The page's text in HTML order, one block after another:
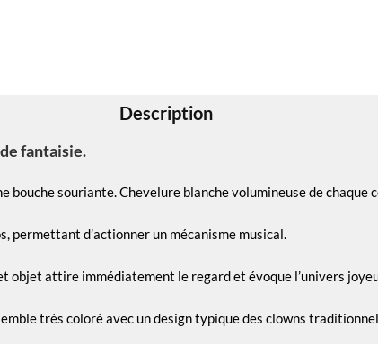
Description
fantaisie.
bouche souriante. Chevelure blanche volumineuse de chaque
permettant d’actionner un mécanisme musical.
objet attire immédiatement le regard et évoque l’univers
très coloré avec un design typique des clowns